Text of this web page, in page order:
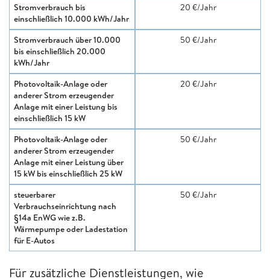
Stromverbrauch bis
einschließlich 10.000 kWh/Jahr
20 €/Jahr
Stromverbrauch über 10.000
bis einschließlich 20.000
kWh/Jahr
50 €/Jahr
Photovoltaik-Anlage oder
anderer Strom erzeugender
Anlage mit einer Leistung bis
einschließlich 15 kW
20 €/Jahr
Photovoltaik-Anlage oder
anderer Strom erzeugender
Anlage mit einer Leistung über
15 kW bis einschließlich 25 kW
50 €/Jahr
steuerbarer
Verbrauchseinrichtung nach
§14a EnWG wie z.B.
Wärmepumpe oder Ladestation
für E-Autos
50 €/Jahr
Für zusätzliche Dienstleistungen, wie